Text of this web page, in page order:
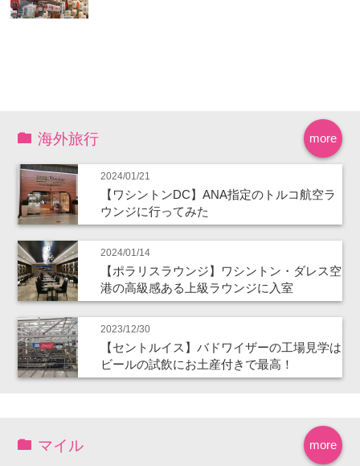
more
海外旅行
2024/01/21
【ワシントンDC】ANA指定のトルコ航空ラ
ウンジに行ってみた
2024/01/14
【ポラリスラウンジ】ワシントン・ダレス空
港の高級感ある上級ラウンジに入室
2023/12/30
【セントルイス】バドワイザーの工場見学は
ビールの試飲にお土産付きで最高！
more
マイル